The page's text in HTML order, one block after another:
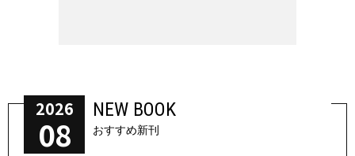
2026
08
NEW BOOK
おすすめ新刊